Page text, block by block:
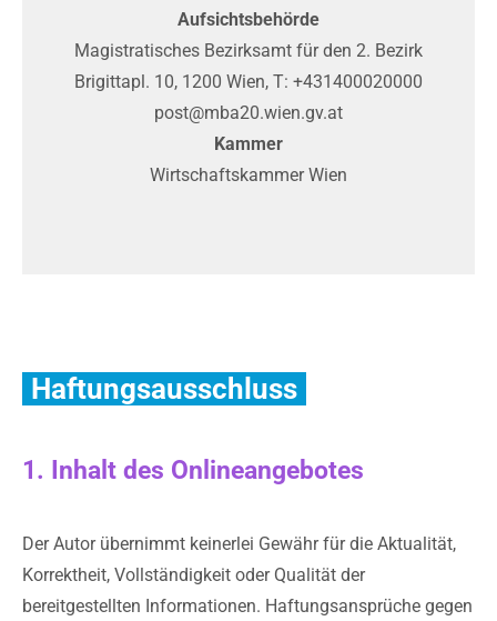
Aufsichtsbehörde
Magistratisches Bezirksamt für den 2. Bezirk
Brigittapl. 10, 1200 Wien, T: +431400020000
post@mba20.wien.gv.at
Kammer
Wirtschaftskammer Wien
Haftungsausschluss
1. Inhalt des Onlineangebotes
Der Autor übernimmt keinerlei Gewähr für die Aktualität,
Korrektheit, Vollständigkeit oder Qualität der
bereitgestellten Informationen. Haftungsansprüche gegen